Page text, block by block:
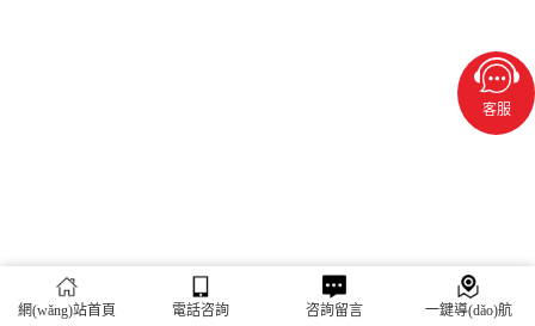
網(wǎng)站首頁 電話咨詢 咨詢留言 一鍵導(dǎo)航
客服